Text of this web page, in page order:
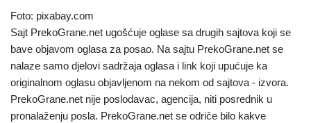
Foto: pixabay.com
Sajt PrekoGrane.net ugošćuje oglase sa drugih sajtova koji se
bave objavom oglasa za posao. Na sajtu PrekoGrane.net se
nalaze samo djelovi sadržaja oglasa i link koji upućuje ka
originalnom oglasu objavljenom na nekom od sajtova - izvora.
PrekoGrane.net nije poslodavac, agencija, niti posrednik u
pronalaženju posla. PrekoGrane.net se odriče bilo kakve